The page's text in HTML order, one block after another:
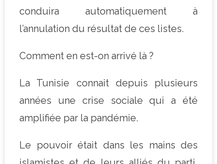
conduira automatiquement à
l’annulation du résultat de ces listes.
Comment en est-on arrivé là ?
La Tunisie connait depuis plusieurs
années une crise sociale qui a été
amplifiée par la pandémie.
Le pouvoir était dans les mains des